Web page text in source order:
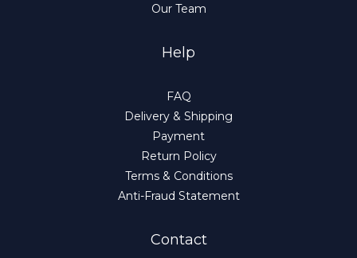
Our Team
Help
FAQ
Delivery & Shipping
Payment
Return Policy
Terms & Conditions
Anti-Fraud Statement
Contact